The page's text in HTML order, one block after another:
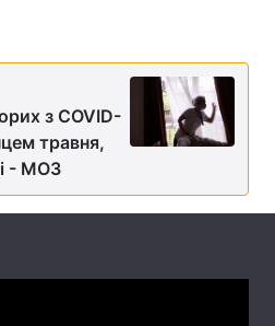
Туризм
Погода
Регіони
з COVID-
травня,
- МОЗ